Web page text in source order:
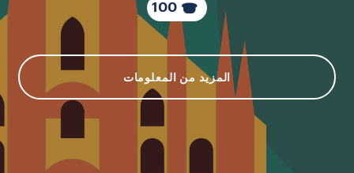
100
المزيد من المعلومات